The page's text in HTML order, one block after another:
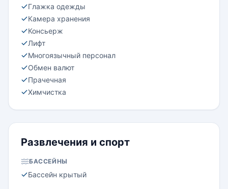
Глажка одежды
Камера хранения
Консьерж
Лифт
Многоязычный персонал
Обмен валют
Прачечная
Химчистка
Развлечения и спорт
БАССЕЙНЫ
Бассейн крытый